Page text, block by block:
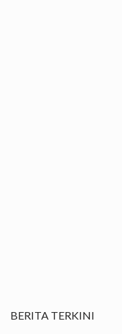
BERITA TERKINI